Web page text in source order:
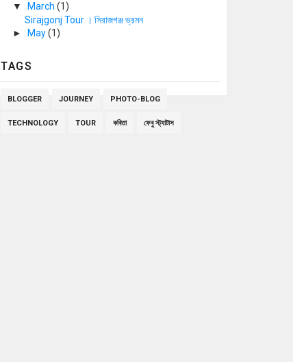
▼
March (1)
Sirajgonj Tour । সিরাজগঞ্জ ভ্রমন
►
May(1)
TAGS
BLOGGER JOURNEY PHOTO-BLOG
TECHNOLOGY TOUR কবিতা ফেবু স্ট্যাটাস